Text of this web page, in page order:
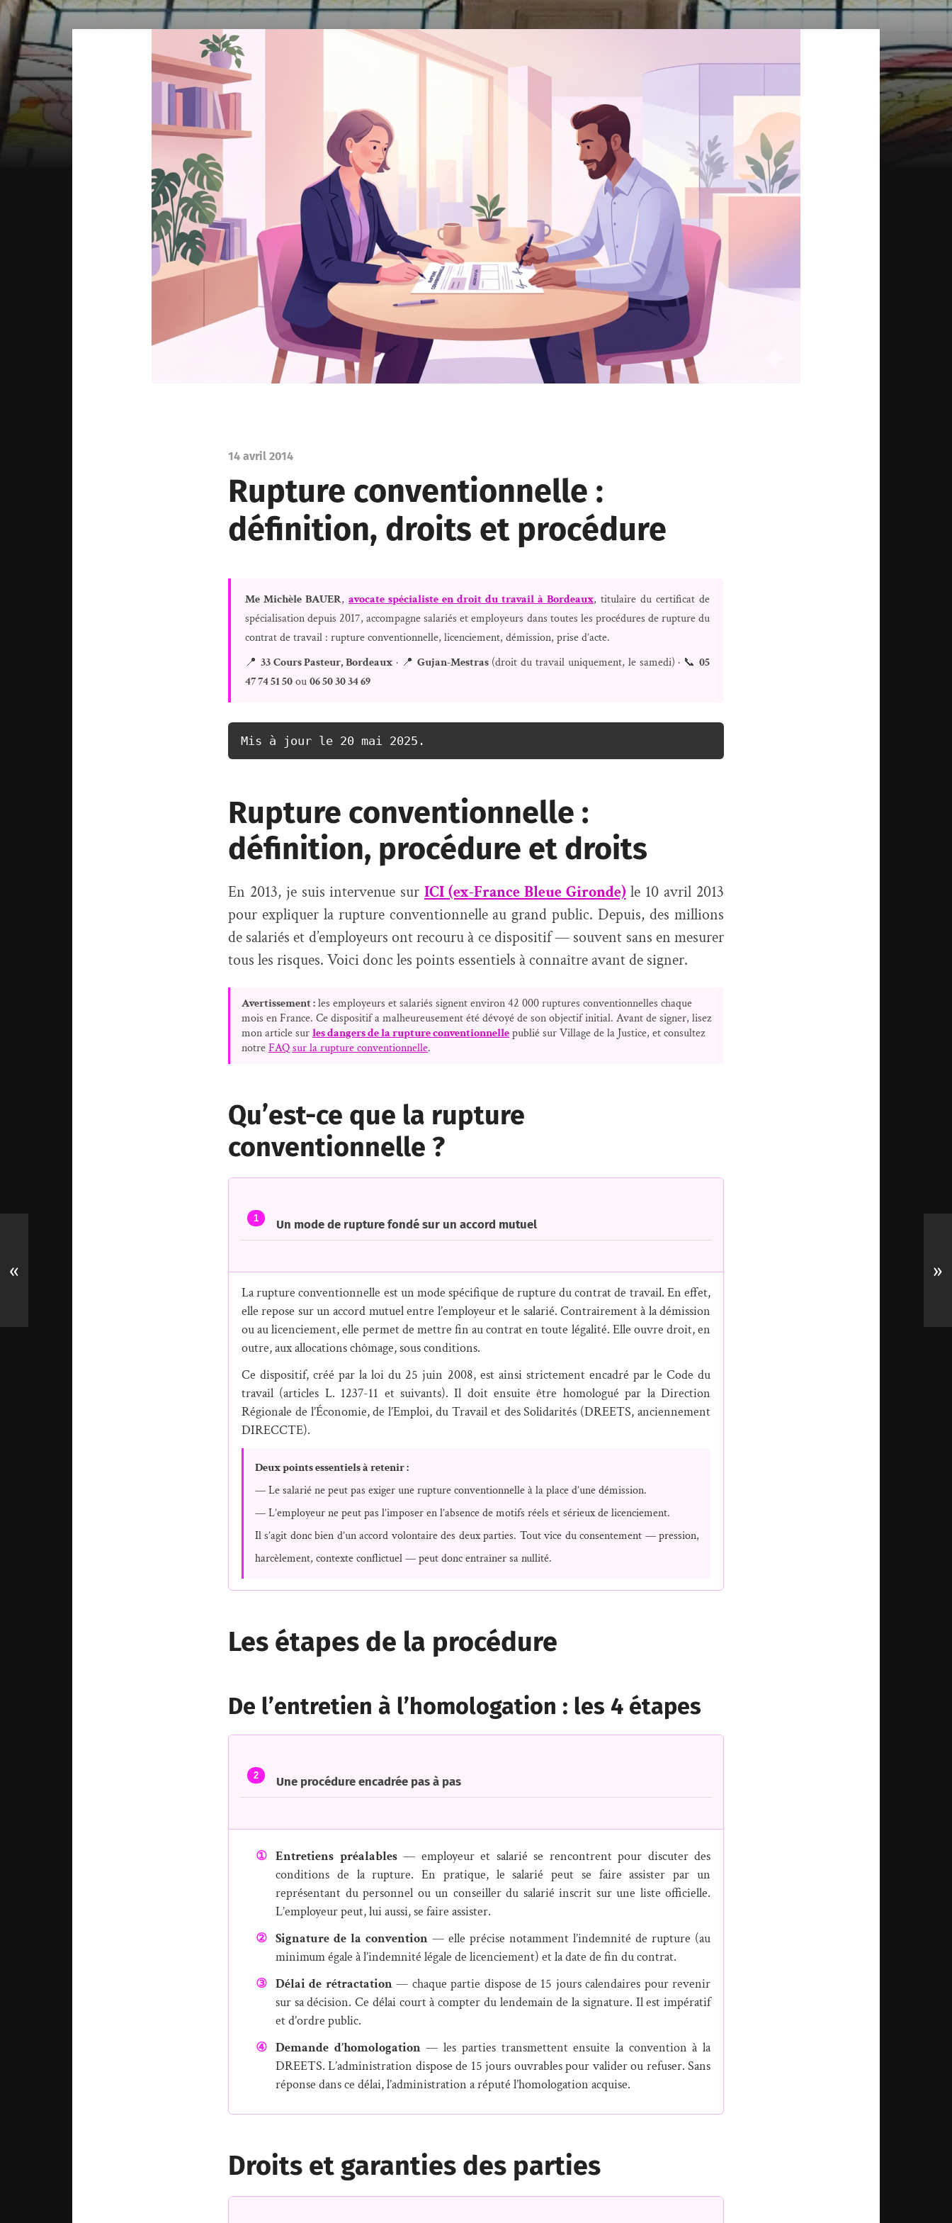
14 avril 2014
Rupture conventionnelle :
définition, droits et procédure
Me Michèle BAUER, avocate spécialiste en droit du travail à Bordeaux, titulaire du certificat de
spécialisation depuis 2017, accompagne salariés et employeurs dans toutes les procédures de rupture du
contrat de travail : rupture conventionnelle, licenciement, démission, prise d’acte.
📍 33 Cours Pasteur, Bordeaux · 📍 Gujan-Mestras(droit du travail uniquement, le samedi) · 📞05
47 74 51 50ou06 50 30 34 69
Mis à jour le 20 mai 2025.
Rupture conventionnelle :
définition, procédure et droits
En 2013, je suis intervenue surICI (ex-France Bleue Gironde) le 10 avril 2013
pour expliquer la rupture conventionnelle au grand public. Depuis, des millions
de salariés et d’employeurs ont recouru à ce dispositif — souvent sans en mesurer
tous les risques. Voici donc les points essentiels à connaître avant de signer.
Avertissement :les employeurs et salariés signent environ 42 000 ruptures conventionnelles chaque
mois en France. Ce dispositif a malheureusement été dévoyé de son objectif initial. Avant de signer, lisez
mon article surles dangers de la rupture conventionnellepublié sur Village de la Justice, et consultez
notreFAQ sur la rupture conventionnelle.
Qu’est-ce que la rupture
conventionnelle ?
1 Un mode de rupture fondé sur un accord mutuel
La rupture conventionnelle est un mode spécifique de rupture du contrat de travail. En effet,
elle repose sur un accord mutuel entre l’employeur et le salarié. Contrairement à la démission
ou au licenciement, elle permet de mettre fin au contrat en toute légalité. Elle ouvre droit, en
outre, aux allocations chômage, sous conditions.
Ce dispositif, créé par la loi du 25 juin 2008, est ainsi strictement encadré par le Code du
travail (articles L. 1237-11 et suivants). Il doit ensuite être homologué par la Direction
Régionale de l’Économie, de l’Emploi, du Travail et des Solidarités (DREETS, anciennement
DIRECCTE).
Deux points essentiels à retenir :
— Le salarié ne peut pas exiger une rupture conventionnelle à la place d’une démission.
— L’employeur ne peut pas l’imposer en l’absence de motifs réels et sérieux de licenciement.
Il s’agit donc bien d’un accord volontaire des deux parties. Tout vice du consentement — pression,
harcèlement, contexte conflictuel — peut donc entraîner sa nullité.
Les étapes de la procédure
De l’entretien à l’homologation : les 4 étapes
2 Une procédure encadrée pas à pas
① Entretiens préalables— employeur et salarié se rencontrent pour discuter des
conditions de la rupture. En pratique, le salarié peut se faire assister par un
représentant du personnel ou un conseiller du salarié inscrit sur une liste officielle.
L’employeur peut, lui aussi, se faire assister.
② Signature de la convention — elle précise notamment l’indemnité de rupture (au
minimum égale à l’indemnité légale de licenciement) et la date de fin du contrat.
③ Délai de rétractation— chaque partie dispose de 15 jours calendaires pour revenir
sur sa décision. Ce délai court à compter du lendemain de la signature. Il est impératif
et d’ordre public.
④ Demande d’homologation— les parties transmettent ensuite la convention à la
DREETS. L’administration dispose de 15 jours ouvrables pour valider ou refuser. Sans
réponse dans ce délai, l’administration a réputé l’homologation acquise.
Droits et garanties des parties
« »